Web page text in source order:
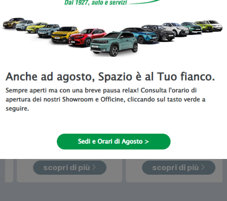
disponibile da Spazio a Torino
Promo Del Mese
FiatDoblò
scopri di più
ToyotaProace City
scopri di più